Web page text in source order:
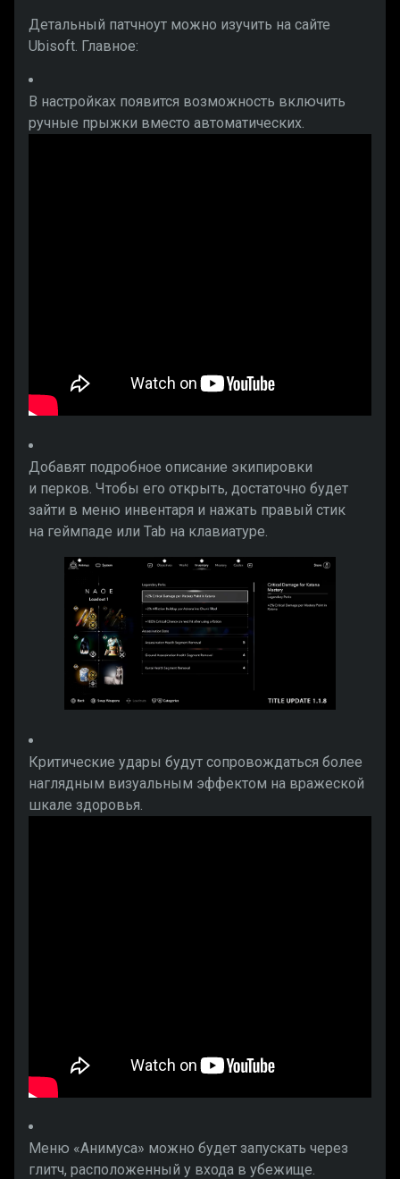
Детальный патчноут можно изучить на сайте
Ubisoft. Главное:
В настройках появится возможность включить
ручные прыжки вместо автоматических.
Добавят подробное описание экипировки
и перков. Чтобы его открыть, достаточно будет
зайти в меню инвентаря и нажать правый стик
на геймпаде или Tab на клавиатуре.
Критические удары будут сопровождаться более
наглядным визуальным эффектом на вражеской
шкале здоровья.
Меню «Анимуса» можно будет запускать через
глитч, расположенный у входа в убежище.